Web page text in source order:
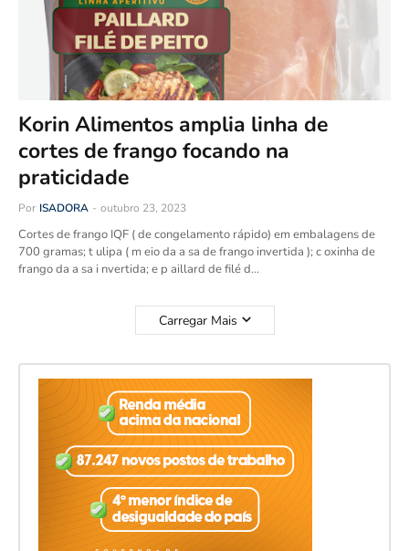
Korin Alimentos amplia linha de
cortes de frango focando na
praticidade
Por ISADORA - outubro 23, 2023
Cortes de frango IQF ( de congelamento rápido) em embalagens de
700 gramas; t ulipa ( m eio da a sa de frango invertida ); c oxinha de
frango da a sa i nvertida; e p aillard de filé d…
Carregar Mais